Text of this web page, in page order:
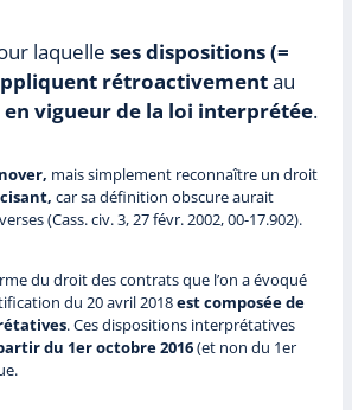
laquelleses dispositions (=
rétroactivementau
en vigueur de la loi interprétée.
mais simplement reconnaître un droit
car sa définition obscure aurait
(Cass. civ. 3, 27 févr. 2002, 00-17.902).
du droit des contrats que l’on a évoqué
du 20 avril 2018est composée de
. Ces dispositions interprétatives
du 1er octobre 2016(et non du 1er